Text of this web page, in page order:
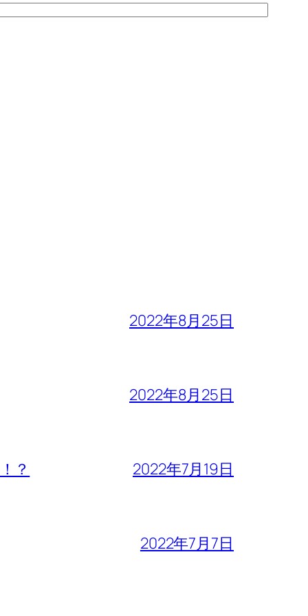
2022年8月25日
2022年8月25日
？ 2022年7月19日
2022年7月7日